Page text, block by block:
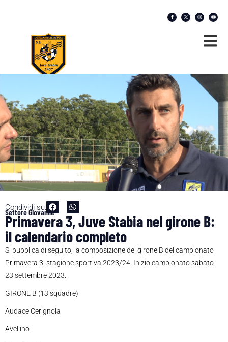
Condividi su:
Settore Giovanile
Primavera 3, Juve Stabia nel girone B:
il calendario completo
Si pubblica di seguito, la composizione del girone B del campionato
Primavera 3, stagione sportiva 2023/24. Inizio campionato sabato
23 settembre 2023.
GIRONE B (13 squadre)
Audace Cerignola
Avellino